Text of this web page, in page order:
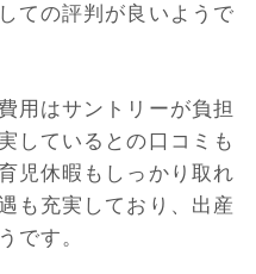
ての評判が良いようで
用はサントリーが負担
しているとの口コミも
児休暇もしっかり取れ
も充実しており、出産
です。